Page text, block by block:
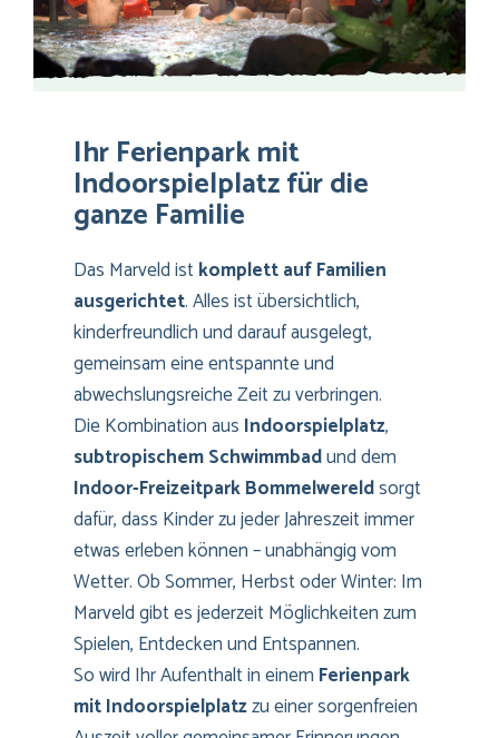
Ihr Ferienpark mit
Indoorspielplatz für die
ganze Familie
Das Marveld istkomplett auf Familien
ausgerichtet. Alles ist übersichtlich,
kinderfreundlich und darauf ausgelegt,
gemeinsam eine entspannte und
abwechslungsreiche Zeit zu verbringen.
Die Kombination aus Indoorspielplatz,
subtropischem Schwimmbadund dem
Indoor-Freizeitpark Bommelwereldsorgt
dafür, dass Kinder zu jeder Jahreszeit immer
etwas erleben können – unabhängig vom
Wetter. Ob Sommer, Herbst oder Winter: Im
Marveld gibt es jederzeit Möglichkeiten zum
Spielen, Entdecken und Entspannen.
So wird Ihr Aufenthalt in einem Ferienpark
mit Indoorspielplatzzu einer sorgenfreien